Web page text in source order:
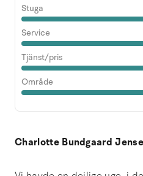
Stuga
Service
Tjänst/pris
Område
Charlotte Bundgaard